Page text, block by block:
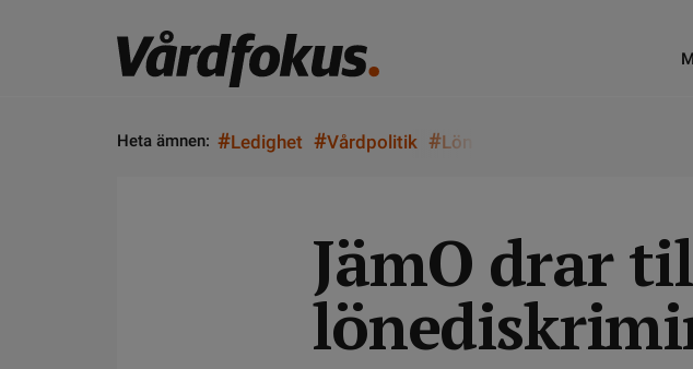
Heta ämnen: #Ledighet #Vårdpolitik #Lön
JämO drar